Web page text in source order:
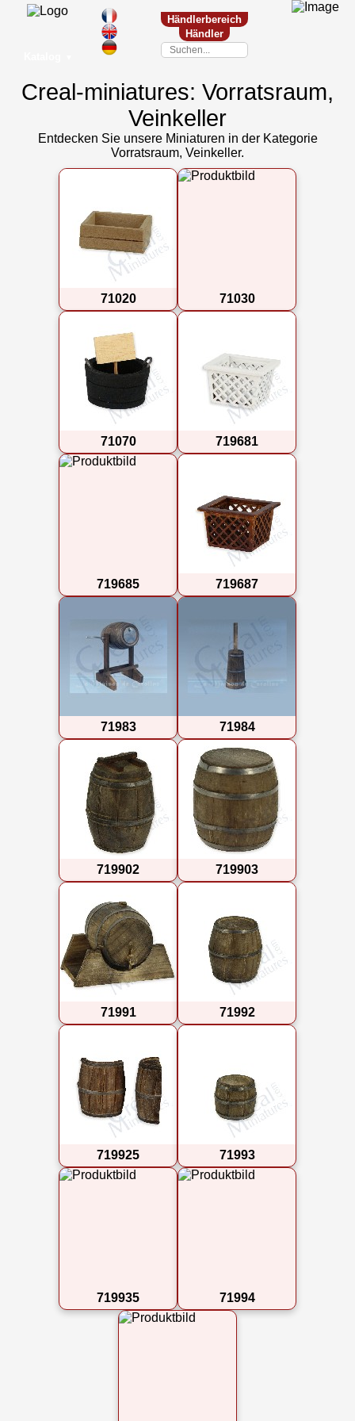
Händlerbereich
Händler
Creal-miniatures: Vorratsraum,
Veinkeller
Entdecken Sie unsere Miniaturen in der Kategorie
Vorratsraum, Veinkeller.
71020 71030
71070 719681
719685 719687
71983 71984
719902 719903
71991 71992
719925 71993
719935 71994